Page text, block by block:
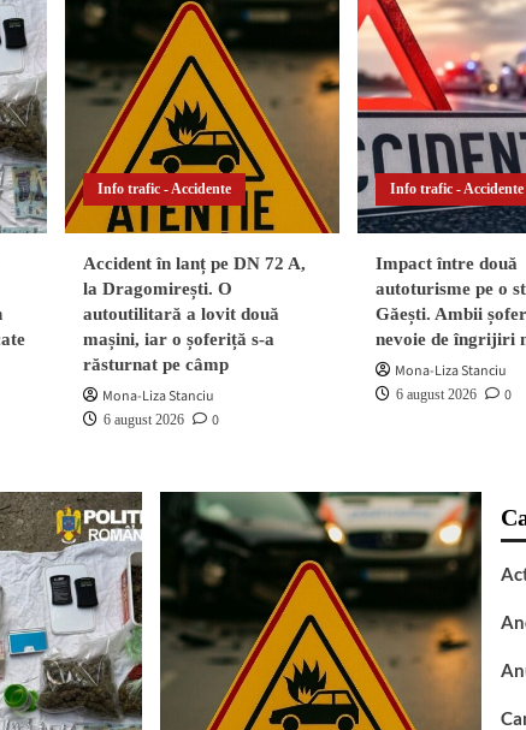
Info trafic - Accidente
Accident în lanț pe DN 72 A,
la Dragomirești. O
autoutilitară a lovit două
mașini, iar o șoferiță s-a
răsturnat pe câmp
Mona-Liza Stanciu
6 august 2026 0
Info trafic - Accidente
Impact între două
autoturisme pe o
Găești. Ambii
nevoie de îngrijiri
Mona-Liza Stanciu
6 august 2026 0